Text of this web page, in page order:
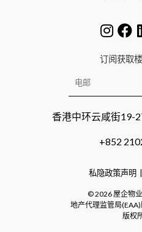
订阅获取
香港中环云咸街19-
+852
私隐政策声明
©2026屋企物
地产代理监管局
版权